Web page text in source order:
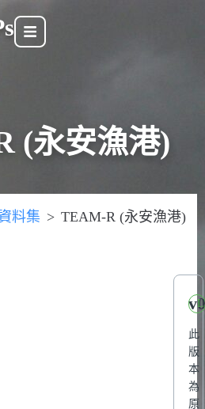
(永安漁港)
v0
此
版
本
為
原
料集 > TEAM-R (永安漁港)